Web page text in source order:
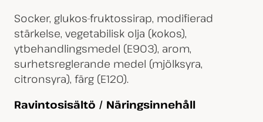
Socker, glukos-fruktossirap, modifierad
stärkelse, vegetabilisk olja (kokos),
ytbehandlingsmedel (E903), arom,
surhetsreglerande medel (mjölksyra,
citronsyra), färg (E120).
Ravintosisältö / Näringsinnehåll